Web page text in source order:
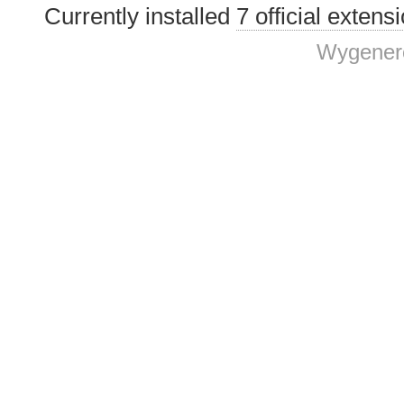
Currently installed 7 official